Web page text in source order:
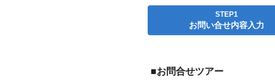
STEP1
お問い合せ内容入力
■お問合せツアー